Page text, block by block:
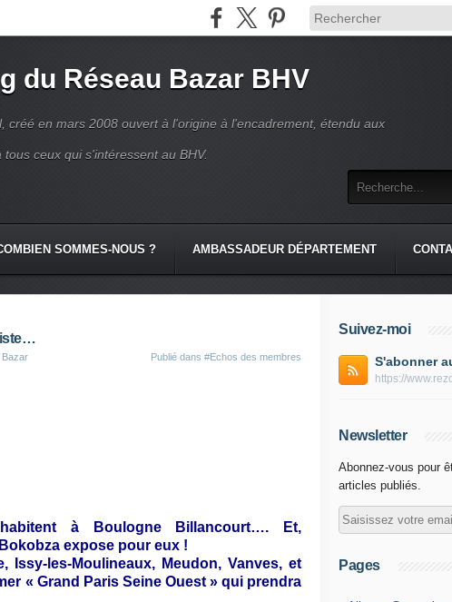
du Réseau Bazar BHV
créé en mars 2008 ouvert à l'origine à l'encadrement, étendu aux
tous ceux qui s'intéressent au BHV.
SOMMES-NOUS ? AMBASSADEUR DÉPARTEMENT
Bazar Publié dans #Echos des membres
à Boulogne Billancourt…. Et,
expose pour eux !
Issy-les-Moulineaux, Meudon, Vanves, et
« Grand Paris Seine Ouest » qui prendra
Suivez-moi
S'abonner
https://
Newsletter
Abonnez-vous pour
articles publiés.
Pages